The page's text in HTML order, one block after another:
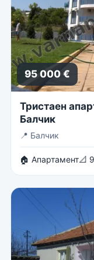
95 000 €
Тристаен
Балчик
📍 Балчик
🏠 Апартамент📐